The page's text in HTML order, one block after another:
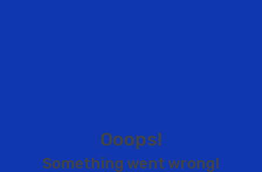
Ooops!
Something went wrong!